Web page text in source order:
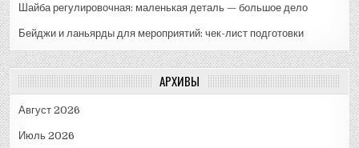
Шайба регулировочная: маленькая деталь — большое дело
Бейджи и ланьярды для мероприятий: чек-лист подготовки
АРХИВЫ
Август 2026
Июль 2026